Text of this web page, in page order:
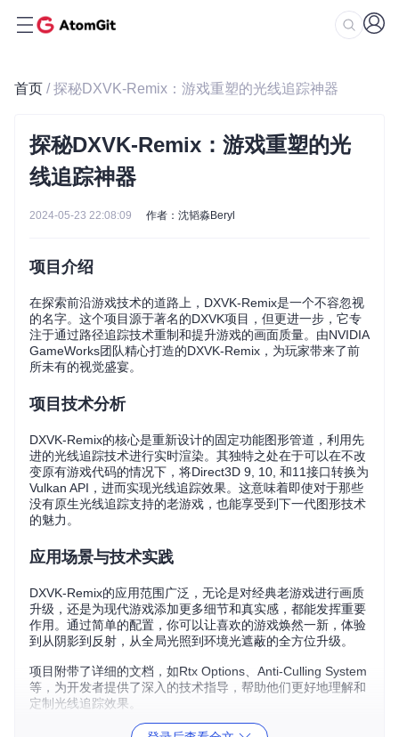
首页 / 探秘DXVK-Remix：游戏重塑的光线追踪神器
探秘DXVK-Remix：游戏重塑的光
线追踪神器
2024-05-23 22:08:09 作者：沈韬淼Beryl
项目介绍
在探索前沿游戏技术的道路上，DXVK-Remix是一个不容忽视
的名字。这个项目源于著名的DXVK项目，但更进一步，它专
注于通过路径追踪技术重制和提升游戏的画面质量。由NVIDIA
GameWorks团队精心打造的DXVK-Remix，为玩家带来了前
所未有的视觉盛宴。
项目技术分析
DXVK-Remix的核心是重新设计的固定功能图形管道，利用先
进的光线追踪技术进行实时渲染。其独特之处在于可以在不改
变原有游戏代码的情况下，将Direct3D 9, 10, 和11接口转换为
Vulkan API，进而实现光线追踪效果。这意味着即使对于那些
没有原生光线追踪支持的老游戏，也能享受到下一代图形技术
的魅力。
应用场景与技术实践
DXVK-Remix的应用范围广泛，无论是对经典老游戏进行画质
升级，还是为现代游戏添加更多细节和真实感，都能发挥重要
作用。通过简单的配置，你可以让喜欢的游戏焕然一新，体验
到从阴影到反射，从全局光照到环境光遮蔽的全方位升级。
项目附带了详细的文档，如Rtx Options、Anti-Culling System
等，为开发者提供了深入的技术指导，帮助他们更好地理解和
定制光线追踪效果。